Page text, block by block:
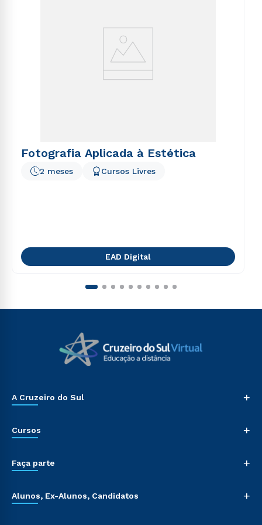
Fotografia Aplicada à Estética
2 meses Cursos Livres
EAD Digital
A Cruzeiro do Sul +
Cursos +
Faça parte +
Alunos, Ex-Alunos, Candidatos +